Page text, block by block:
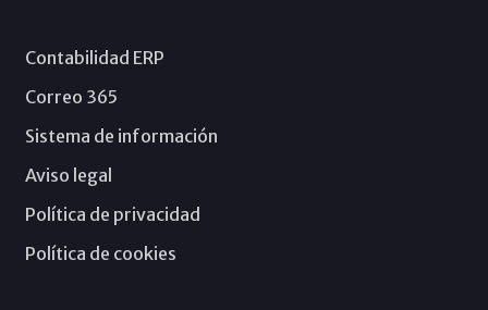
Contabilidad ERP
Correo 365
Sistema de información
Aviso legal
Política de privacidad
Política de cookies